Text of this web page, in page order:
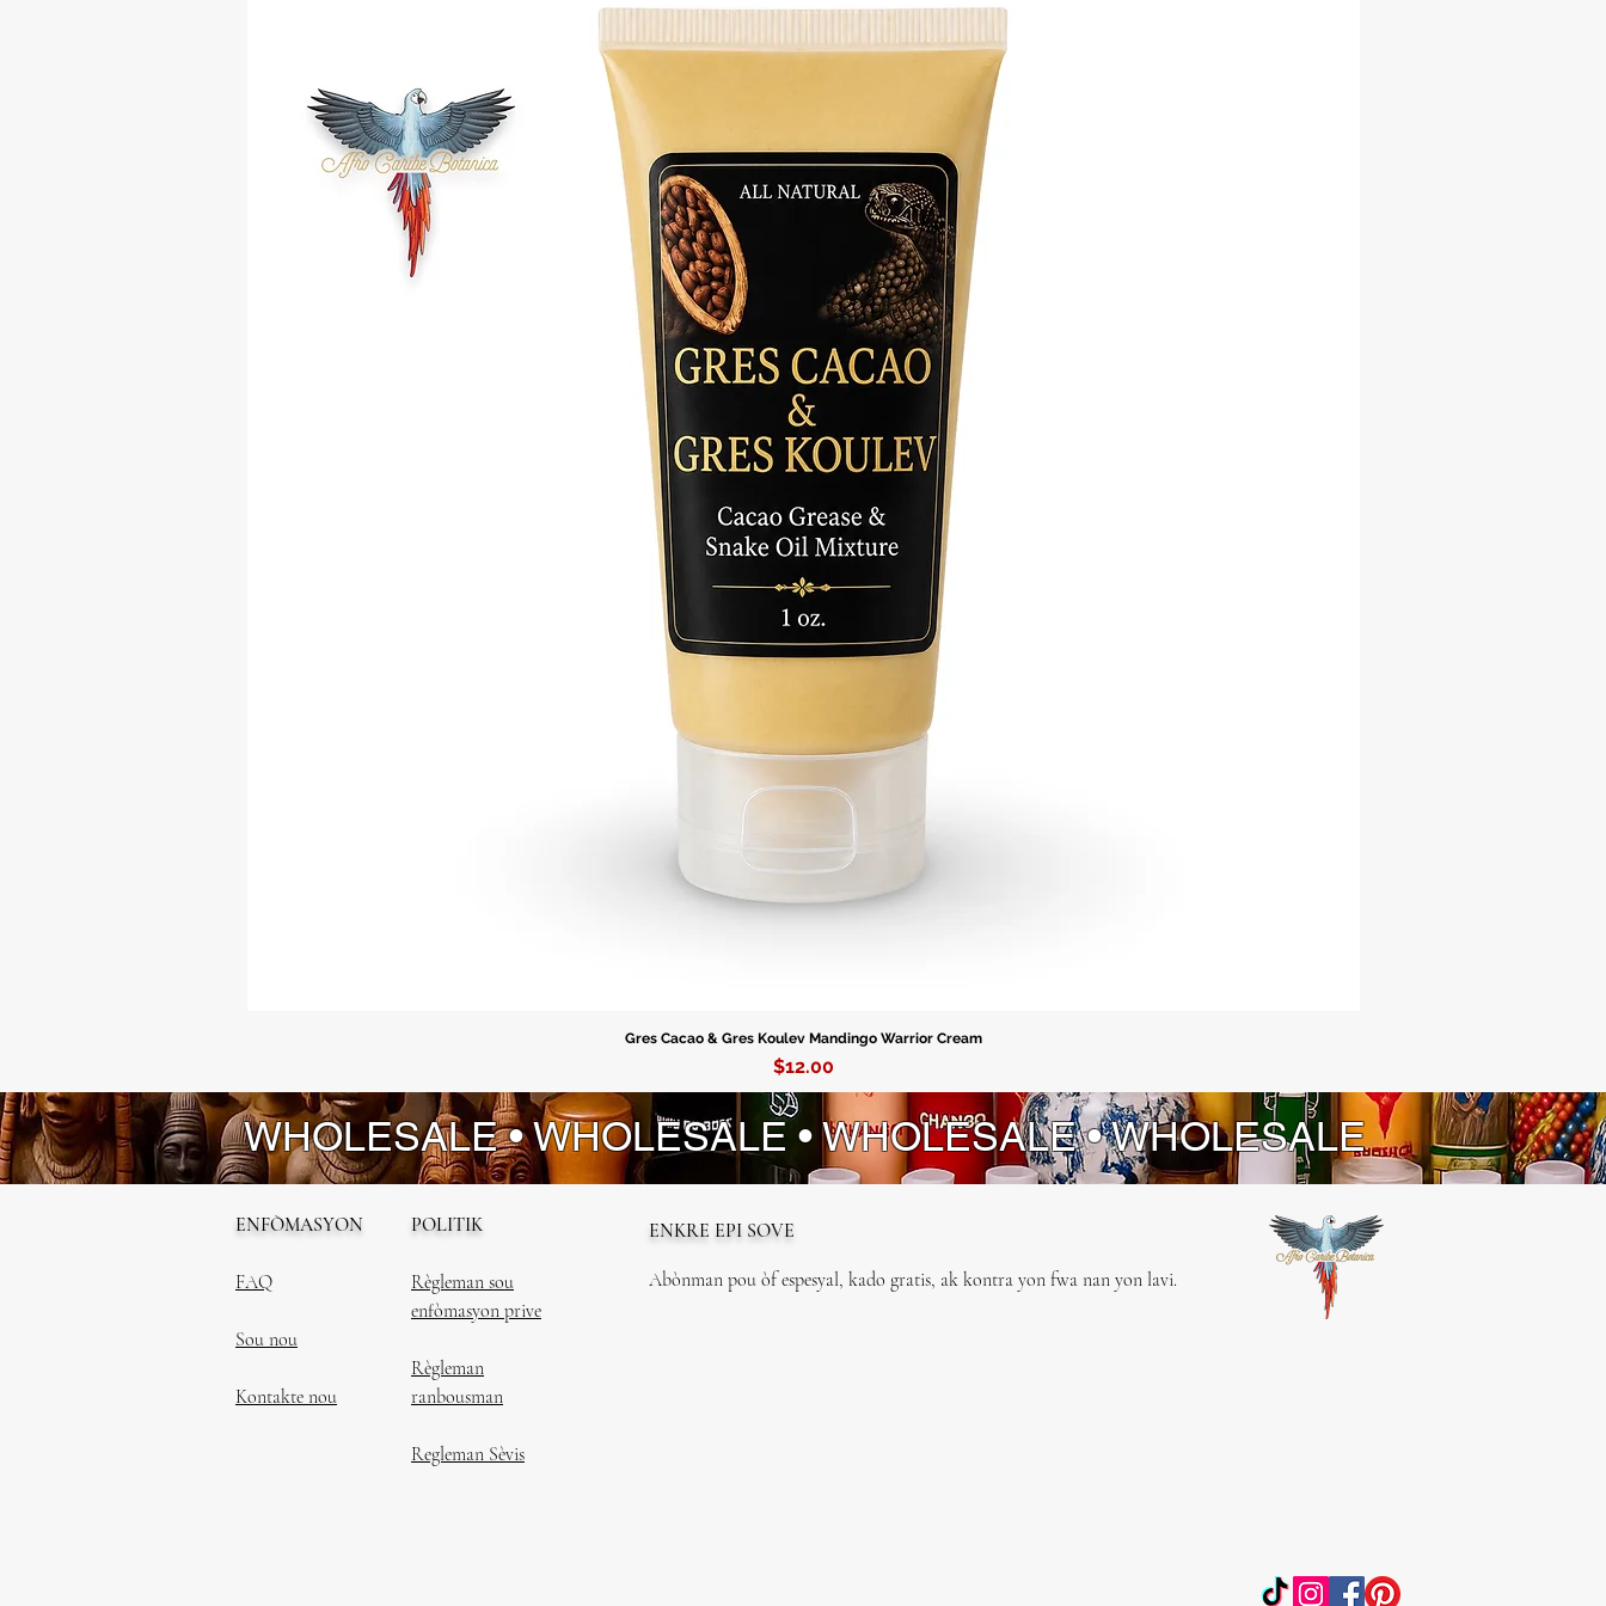
Gres Cacao & Gres Koulev Mandingo Warrior Cream
Price
$12.00
WHOLESALE • WHOLESALE • WHOLESALE • WHOLESALE
ENFÒMASYON
FAQ
Sou nou
Kontakte nou
POLITIK
Règleman sou
enfòmasyon prive
Règleman
ranbousman
Regleman Sèvis
ENKRE EPI SOVE
Abònman pou òf espesyal, kado gratis, ak kontra yon fwa nan yon lavi.